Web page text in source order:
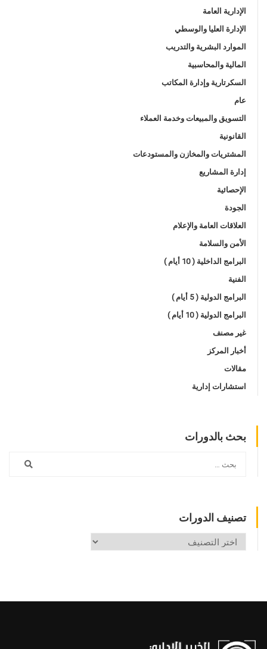
الإدارية العامة
الإدارة العليا والوسطي
الموارد البشرية والتدريب
المالية والمحاسبية
السكرتارية وإدارة المكاتب
عام
التسويق والمبيعات وخدمة العملاء
القانونية
المشتريات والمخازن والمستودعات
إدارة المشاريع
الإحصائية
الجودة
العلاقات العامة والإعلام
الأمن والسلامة
البرامج الداخلية ( 10 أيام )
الفنية
البرامج الدولية ( 5 أيام )
البرامج الدولية ( 10 أيام )
غير مصنف
أخبار المركز
مقالات
استشارات إدارية
بحث بالدورات
تصنيف الدورات
تصنيف